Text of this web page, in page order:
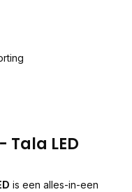
LED
is een alles-in-een